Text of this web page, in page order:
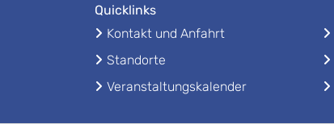
Quicklinks
Kontakt und Anfahrt
Standorte
Veranstaltungskalender